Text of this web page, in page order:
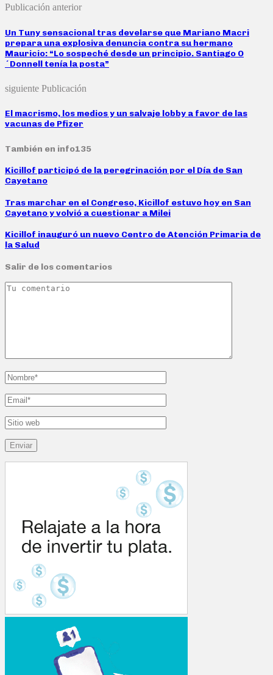
Publicación anterior
Un Tuny sensacional tras develarse que Mariano Macri
prepara una explosiva denuncia contra su hermano
Mauricio: “Lo sospeché desde un principio. Santiago O
´Donnell tenía la posta”
siguiente Publicación
El macrismo, los medios y un salvaje lobby a favor de las
vacunas de Pfizer
También en info135
Kicillof participó de la peregrinación por el Día de San
Cayetano
Tras marchar en el Congreso, Kicillof estuvo hoy en San
Cayetano y volvió a cuestionar a Milei
Kicillof inauguró un nuevo Centro de Atención Primaria de
la Salud
Salir de los comentarios